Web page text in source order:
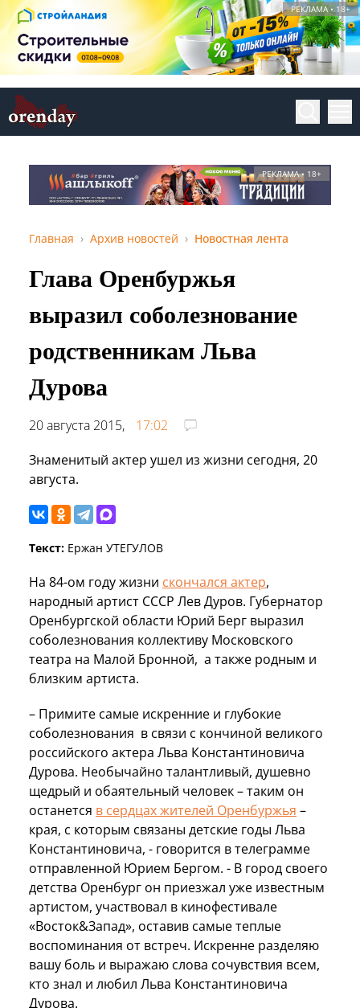
РЕКЛАМА • 18+
РЕКЛАМА • 18+
Главная Архив новостей Новостная лента
Глава Оренбуржья
выразил соболезнование
родственникам Льва
Дурова
20 августа 2015,
17:02
Знаменитый актер ушел из жизни сегодня, 20
августа.
Текст: Ержан УТЕГУЛОВ
На 84-ом году жизни скончался актер,
народный артист СССР Лев Дуров. Губернатор
Оренбургской области Юрий Берг выразил
соболезнования коллективу Московского
театра на Малой Бронной, а также родным и
близким артиста.
– Примите самые искренние и глубокие
соболезнования в связи с кончиной великого
российского актера Льва Константиновича
Дурова. Необычайно талантливый, душевно
щедрый и обаятельный человек – таким он
останется в сердцах жителей Оренбуржья –
края, с которым связаны детские годы Льва
Константиновича, - говорится в телеграмме
отправленной Юрием Бергом. - В город своего
детства Оренбург он приезжал уже известным
артистом, участвовал в кинофестивале
«Восток&Запад», оставив самые теплые
воспоминания от встреч. Искренне разделяю
вашу боль и выражаю слова сочувствия всем,
кто знал и любил Льва Константиновича
Дурова.